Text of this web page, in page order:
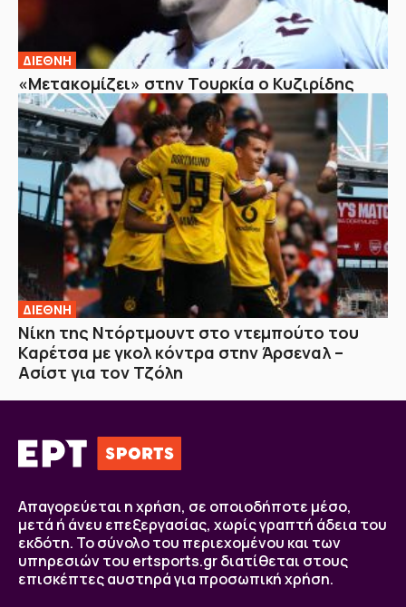
ΔΙΕΘΝΗ
«Μετακομίζει» στην Τουρκία ο Κυζιρίδης
ΔΙΕΘΝΗ
Νίκη της Ντόρτμουντ στο ντεμπούτο του
Καρέτσα με γκολ κόντρα στην Άρσεναλ –
Ασίστ για τον Τζόλη
Απαγορεύεται η χρήση, σε οποιοδήποτε μέσο,
μετά ή άνευ επεξεργασίας, χωρίς γραπτή άδεια του
εκδότη. Το σύνολο του περιεχομένου και των
υπηρεσιών του ertsports.gr διατίθεται στους
επισκέπτες αυστηρά για προσωπική χρήση.